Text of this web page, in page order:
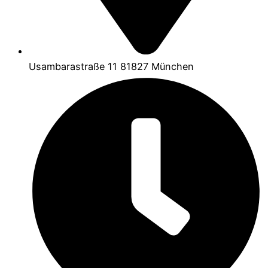
Usambarastraße 11 81827 München